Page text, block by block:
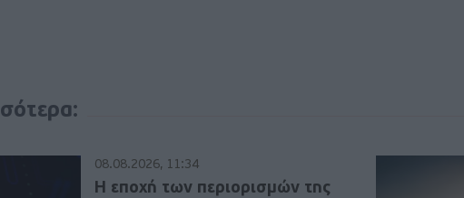
08.08.2026, 11:34
Η εποχή των περιορισμών της